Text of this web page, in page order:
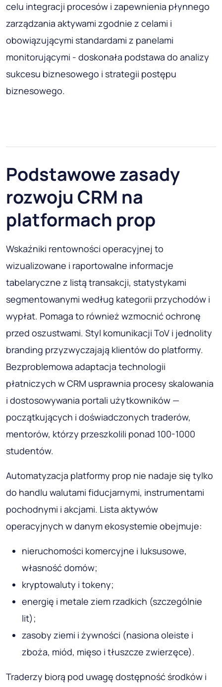
celu integracji procesów i zapewnienia płynnego
zarządzania aktywami zgodnie z celami i
obowiązującymi standardami z panelami
monitorującymi - doskonała podstawa do analizy
sukcesu biznesowego i strategii postępu
biznesowego.
Podstawowe zasady
rozwoju CRM na
platformach prop
Wskaźniki rentowności operacyjnej to
wizualizowane i raportowalne informacje
tabelaryczne z listą transakcji, statystykami
segmentowanymi według kategorii przychodów i
wypłat. Pomaga to również wzmocnić ochronę
przed oszustwami. Styl komunikacji ToV i jednolity
branding przyzwyczajają klientów do platformy.
Bezproblemowa adaptacja technologii
płatniczych w CRM usprawnia procesy skalowania
i dostosowywania portali użytkowników —
początkujących i doświadczonych traderów,
mentorów, którzy przeszkolili ponad 100-1000
studentów.
Automatyzacja platformy prop nie nadaje się tylko
do handlu walutami fiducjarnymi, instrumentami
pochodnymi i akcjami. Lista aktywów
operacyjnych w danym ekosystemie obejmuje:
nieruchomości komercyjne i luksusowe,
własność domów;
kryptowaluty i tokeny;
energię i metale ziem rzadkich (szczególnie
lit);
zasoby ziemi i żywności (nasiona oleiste i
zboża, miód, mięso i tłuszcze zwierzęce).
Traderzy biorą pod uwagę dostępność środków i